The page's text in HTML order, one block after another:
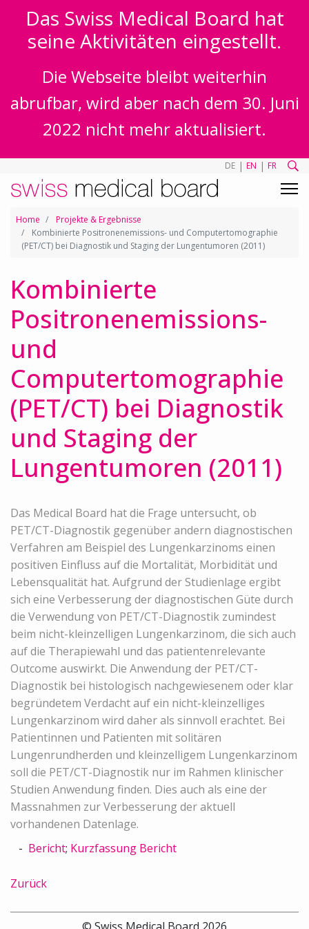
Das Swiss Medical Board hat
seine Aktivitäten eingestellt.
Die Webseite bleibt weiterhin
abrufbar, wird aber nach dem 30. Juni
2022 nicht mehr aktualisiert.
DE | EN | FR
Home
Projekte & Ergebnisse
Kombinierte Positronenemissions- und Computertomographie
(PET/CT) bei Diagnostik und Staging der Lungentumoren (2011)
Kombinierte
Positronenemissions-
und
Computertomographie
(PET/CT) bei Diagnostik
und Staging der
Lungentumoren (2011)
Das Medical Board hat die Frage untersucht, ob
PET/CT-Diagnostik gegenüber andern diagnostischen
Verfahren am Beispiel des Lungenkarzinoms einen
positiven Einfluss auf die Mortalität, Morbidität und
Lebensqualität hat. Aufgrund der Studienlage ergibt
sich eine Verbesserung der diagnostischen Güte durch
die Verwendung von PET/CT-Diagnostik zumindest
beim nicht-kleinzelligen Lungenkarzinom, die sich auch
auf die Therapiewahl und das patientenrelevante
Outcome auswirkt. Die Anwendung der PET/CT-
Diagnostik bei histologisch nachgewiesenem oder klar
begründetem Verdacht auf ein nicht-kleinzelliges
Lungenkarzinom wird daher als sinnvoll erachtet. Bei
Patientinnen und Patienten mit solitären
Lungenrundherden und kleinzelligem Lungenkarzinom
soll die PET/CT-Diagnostik nur im Rahmen klinischer
Studien Anwendung finden. Dies auch als eine der
Massnahmen zur Verbesserung der aktuell
vorhandenen Datenlage.
Bericht; Kurzfassung Bericht
Zurück